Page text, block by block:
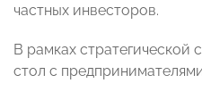
частных инвесторов.
В рамках стратегической
стол с